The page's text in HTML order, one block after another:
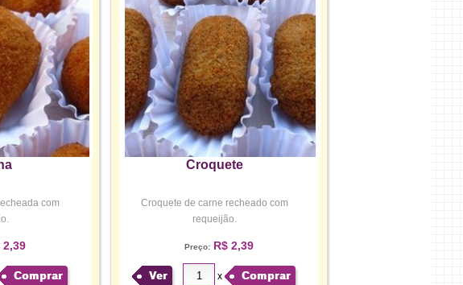
com
2,39
Comprar
Croquete
Croquete de carne recheado com
requeijão.
Preço: R$ 2,39
Ver x Comprar